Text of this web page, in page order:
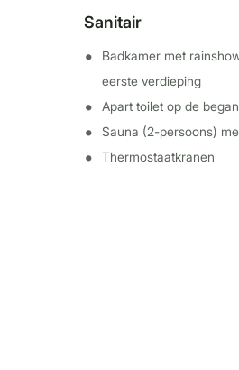
Sanitair
Badkamer met
eerste verdieping
Apart toilet op de
Sauna (2-persoons)
Thermostaatkranen